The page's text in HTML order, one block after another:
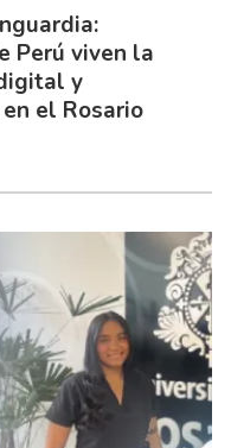
Perú viven la
y
el Rosario